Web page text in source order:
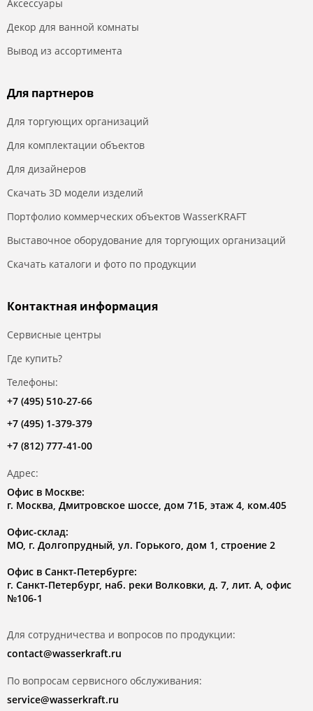
Аксессуары
Декор для ванной комнаты
Вывод из ассортимента
Для партнеров
Для торгующих организаций
Для комплектации объектов
Для дизайнеров
Скачать 3D модели изделий
Портфолио коммерческих объектов WasserKRAFT
Выставочное оборудование для торгующих организаций
Скачать каталоги и фото по продукции
Контактная информация
Сервисные центры
Где купить?
Телефоны:
+7 (495) 510-27-66
+7 (495) 1-379-379
+7 (812) 777-41-00
Адрес:
Офис в Москве:
г. Москва, Дмитровское шоссе, дом 71Б, этаж 4, ком.405
Офис-склад:
МО, г. Долгопрудный, ул. Горького, дом 1, строение 2
Офис в Санкт-Петербурге:
г. Санкт-Петербург, наб. реки Волковки, д. 7, лит. А, офис
№106-1
Для сотрудничества и вопросов по продукции:
contact@wasserkraft.ru
По вопросам сервисного обслуживания:
service@wasserkraft.ru